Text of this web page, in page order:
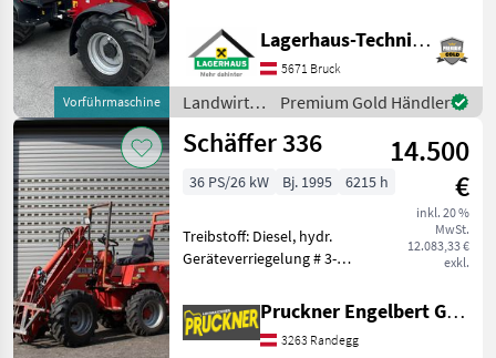
Vorführmaschine
(66 PS)Ausstattung:-
Heckgewicht-Endplatte-
Abschleppkupplung-
Koffergewicht- breiter
Lagerhaus-Technik Bruck
5671 Bruck
Landwirtsch.
Motorfahrzeuge
/ Schäffer
Premium Gold Händler
Schäffer 336
14.500
€
inkl. 20 %
MwSt.
12.083,33 €
exkl.
36 PS/26 kW Bj. 1995 6215 h
Treibstoff: Diesel, hydr.
Geräteverriegelung # 3-
hydr. Geräteverriegelung #
Aufnahme Schäffer #
Bereifung 10.0/75-15.3 AS-
Pruckner Engelbert GmbH
3263 Randegg